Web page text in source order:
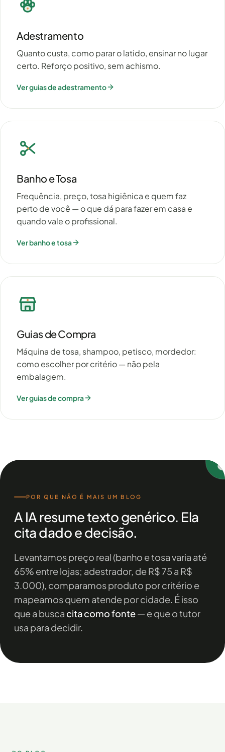
Adestramento
Quanto custa, como parar o latido, ensinar no lugar
certo. Reforço positivo, sem achismo.
Ver guias de adestramento
Banho e Tosa
Frequência, preço, tosa higiênica e quem faz
perto de você — o que dá para fazer em casa e
quando vale o profissional.
Ver banho e tosa
Guias de Compra
Máquina de tosa, shampoo, petisco, mordedor:
como escolher por critério — não pela
embalagem.
Ver guias de compra
POR QUE NÃO É MAIS UM BLOG
A IA resume texto genérico. Ela
cita dado e decisão.
Levantamos preço real (banho e tosa varia até
65% entre lojas; adestrador, de R$ 75 a R$
3.000), comparamos produto por critério e
mapeamos quem atende por cidade. É isso
que a busca cita como fonte— e que o tutor
usa para decidir.